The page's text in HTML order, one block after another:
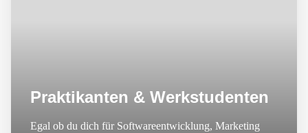
Praktikanten & Werkstudenten
Egal ob du dich für Softwareentwicklung, Marketing